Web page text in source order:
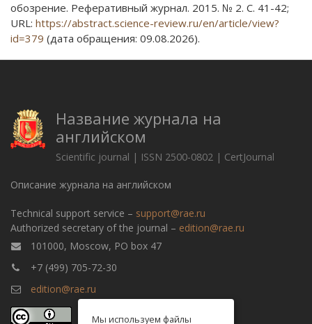
обозрение. Реферативный журнал. 2015. № 2. С. 41-42;
URL: https://abstract.science-review.ru/en/article/view?
id=379 (дата обращения: 09.08.2026).
Название журнала на
английском
Scientific journal | ISSN 2500-0802 | CertJournal
Описание журнала на английском
Technical support service – support@rae.ru
Authorized secretary of the journal – edition@rae.ru
101000, Moscow, PO box 47
+7 (499) 705-72-30
edition@rae.ru
Мы используем файлы